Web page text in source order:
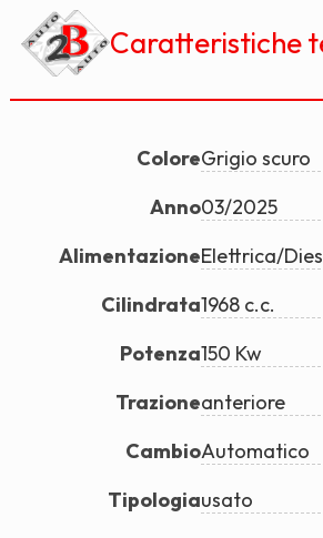
Caratteristiche
ColoreGrigio scuro
Anno03/2025
AlimentazioneElettrica/
Cilindrata1968 c.c.
Potenza150 Kw
Trazioneanteriore
CambioAutomatico
Tipologiausato